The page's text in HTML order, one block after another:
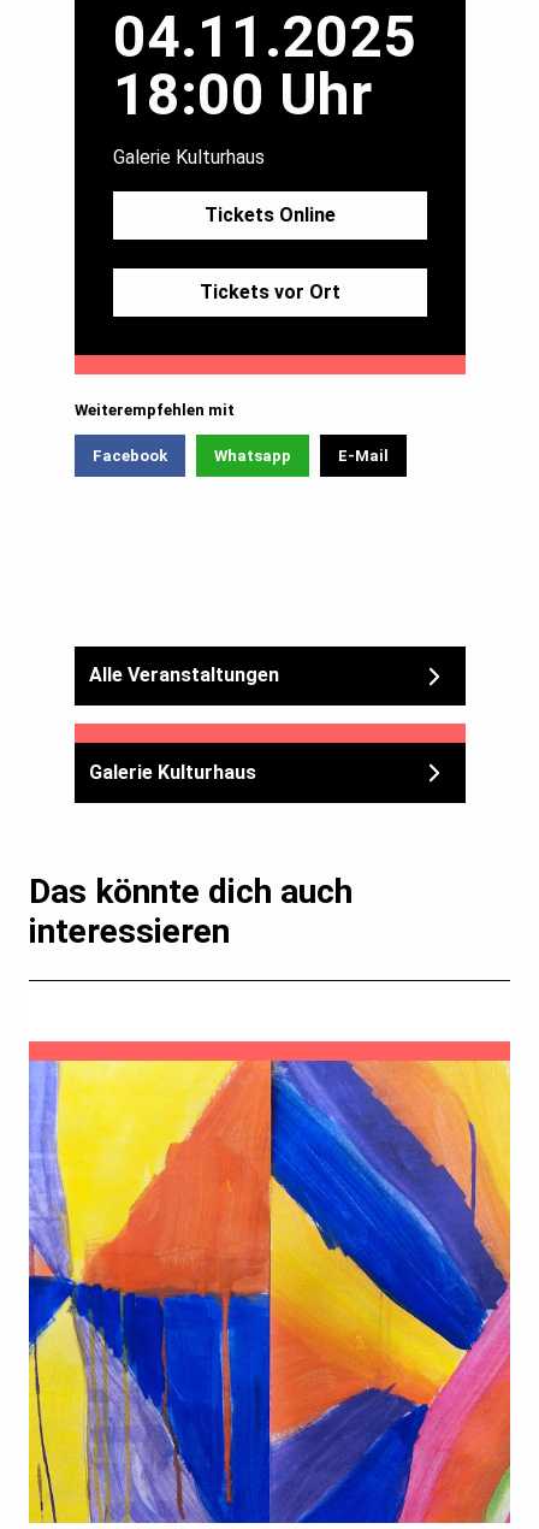
04.11.2025
18:00 Uhr
Galerie Kulturhaus
Tickets Online
Tickets vor Ort
Weiterempfehlen mit
Facebook Whatsapp E-Mail
Das könnte dich auch
interessieren
Alle Veranstaltungen
Galerie Kulturhaus